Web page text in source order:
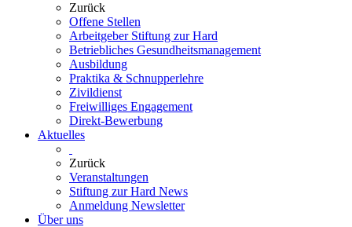
Zurück
Offene Stellen
Arbeitgeber Stiftung zur Hard
Betriebliches Gesundheitsmanagement
Ausbildung
Praktika & Schnupperlehre
Zivildienst
Freiwilliges Engagement
Direkt-Bewerbung
Aktuelles
Zurück
Veranstaltungen
Stiftung zur Hard News
Anmeldung Newsletter
Über uns